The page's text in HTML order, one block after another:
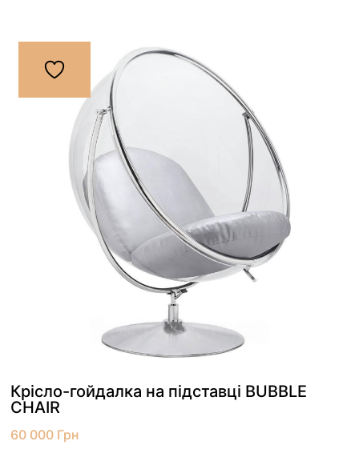
Крісло-гойдалка на підставці BUBBLE
CHAIR
60 000 Грн